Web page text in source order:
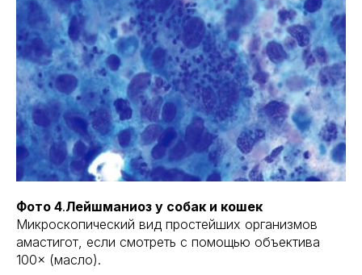
Фото 4.Лейшманиоз у собак и кошек
Микроскопический вид простейших организмов
амастигот, если смотреть с помощью объектива
100× (масло).